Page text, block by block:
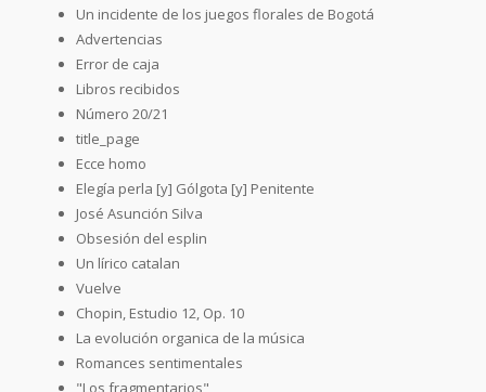
Un incidente de los juegos florales de Bogotá
Advertencias
Error de caja
Libros recibidos
Número 20/21
title_page
Ecce homo
Elegía perla [y] Gólgota [y] Penitente
José Asunción Silva
Obsesión del esplin
Un lírico catalan
Vuelve
Chopin, Estudio 12, Op. 10
La evolución organica de la música
Romances sentimentales
"Los fragmentarios"